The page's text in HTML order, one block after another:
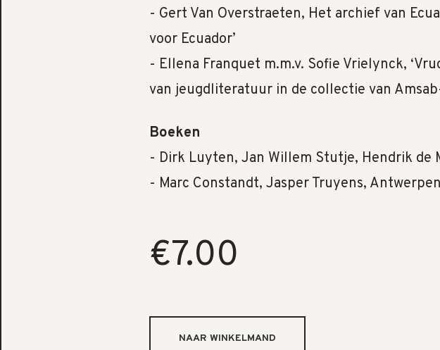
- Gert Van Overstraeten, Het archief van
voor Ecuador’
- Ellena Franquet m.m.v. Sofie Vrielynck,
van jeugdliteratuur in de collectie van
Boeken
- Dirk Luyten, Jan Willem Stutje, Hendrik de
- Marc Constandt, Jasper Truyens,
€7.00